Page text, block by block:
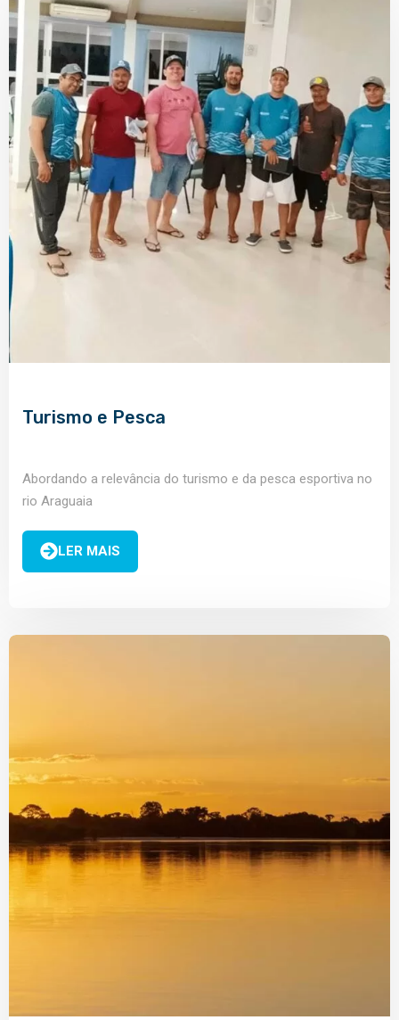
Turismo e Pesca
Abordando a relevância do turismo e da pesca esportiva no
rio Araguaia
LER MAIS